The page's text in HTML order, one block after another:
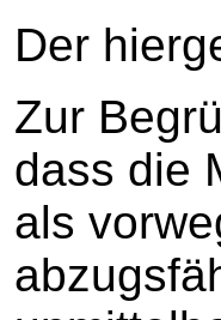
Der
Zur
dass die
als